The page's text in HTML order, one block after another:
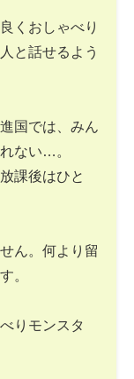
くおしゃべり
と話せるよう
国では、みん
ない…。
課後はひと
ん。何より留
。
りモンスタ